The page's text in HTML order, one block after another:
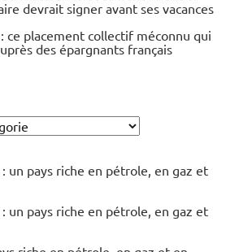
devrait signer avant ses vacances
ce placement collectif méconnu qui
des épargnants français
un pays riche en pétrole, en gaz et
un pays riche en pétrole, en gaz et